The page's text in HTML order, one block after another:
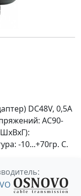
DC48V, 0,5A
AC90-
-10...+70гр. С.